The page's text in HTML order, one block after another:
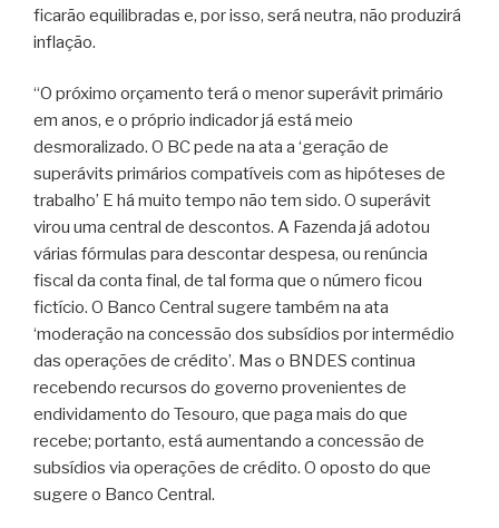
ficarão equilibradas e, por isso, será neutra, não produzirá
inflação.
“O próximo orçamento terá o menor superávit primário
em anos, e o próprio indicador já está meio
desmoralizado. O BC pede na ata a ‘geração de
superávits primários compatíveis com as hipóteses de
trabalho’ E há muito tempo não tem sido. O superávit
virou uma central de descontos. A Fazenda já adotou
várias fórmulas para descontar despesa, ou renúncia
fiscal da conta final, de tal forma que o número ficou
fictício. O Banco Central sugere também na ata
‘moderação na concessão dos subsídios por intermédio
das operações de crédito’. Mas o BNDES continua
recebendo recursos do governo provenientes de
endividamento do Tesouro, que paga mais do que
recebe; portanto, está aumentando a concessão de
subsídios via operações de crédito. O oposto do que
sugere o Banco Central.